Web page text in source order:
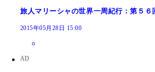
旅人マリーシャの世界一周紀行：第５６
2015年05月28日 15:00